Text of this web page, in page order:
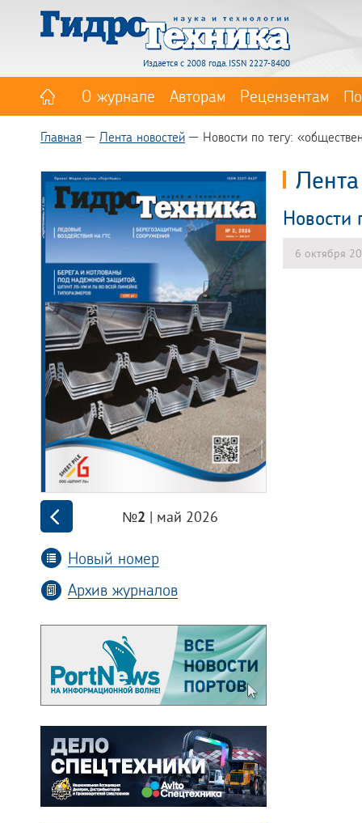
Издается с 2008 года. ISSN 2227-8400
О журнале Авторам Рецензентам
Главная Лента новостей Новости по тегу:
№2 | май 2026
Новый номер
Архив журналов
Новости
6 октября